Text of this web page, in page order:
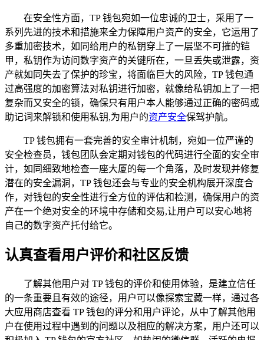
在安全性方面，TP 钱包宛如一位忠诚的卫士，采用了一
系列先进的技术和措施来全力保障用户资产的安全，它运用了
多重加密技术，如同给用户的私钥穿上了一层坚不可摧的铠
甲，私钥作为访问数字资产的关键所在，一旦丢失或泄露，资
产就如同失去了保护的珍宝，将面临巨大的风险，TP 钱包通
过高强度的加密算法对私钥进行加密，就像给私钥加上了一把
复杂而又安全的锁，确保只有用户本人能够通过正确的密码或
助记词来解锁和使用私钥,为用户的资产安全保驾护航。
TP 钱包拥有一套完善的安全审计机制，宛如一位严谨的
安全检查员，钱包团队会定期对钱包的代码进行全面的安全审
计，如同细致地检查一座大厦的每一个角落，及时发现并修复
潜在的安全漏洞，TP 钱包还会与专业的安全机构展开深度合
作，对钱包的安全性进行全方位的评估和检测，确保用户的资
产在一个绝对安全的环境中存储和交易,让用户可以安心地将
自己的数字资产托付给它。
认真查看用户评价和社区反馈
了解其他用户对 TP 钱包的评价和使用体验，是建立信任
的一条重要且有效的途径，用户可以像探索宝藏一样，通过各
大应用商店查看 TP 钱包的评分和用户评论，从中了解其他用
户在使用过程中遇到的问题以及相应的解决方案，用户还可以